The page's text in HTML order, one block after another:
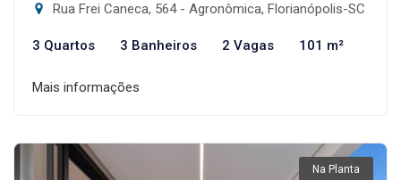
Rua Frei Caneca, 564 - Agronômica, Florianópolis-SC
3 Quartos 3 Banheiros 2 Vagas 101 m²
Mais informações
Na Planta